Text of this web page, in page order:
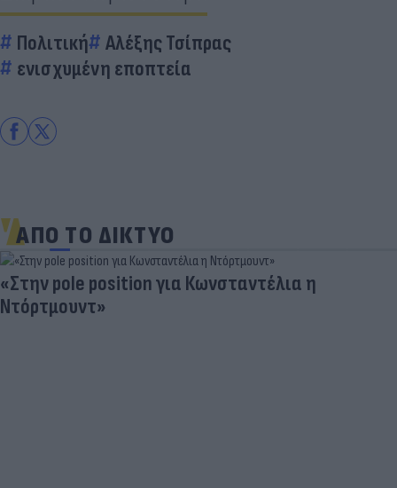
Πολιτική
Αλέξης Τσίπρας
ενισχυμένη εποπτεία
ΑΠΟ ΤΟ ΔΙΚΤΥΟ
για Κωνσταντέλια η